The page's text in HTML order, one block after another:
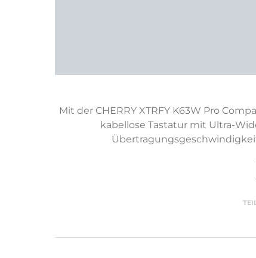
Mit der CHERRY XTRFY K63W Pro
kabellose Tastatur mit Ultra-